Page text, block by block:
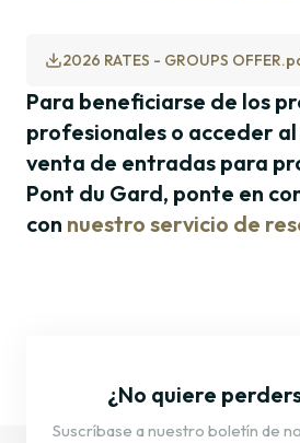
2026 RATES - GROUPS
Para beneficiarse de los
profesionales o acceder
venta de entradas para
Pont du Gard, ponte en
con nuestro servicio de
¿No quiere
Suscríbase a nuestro boletín de